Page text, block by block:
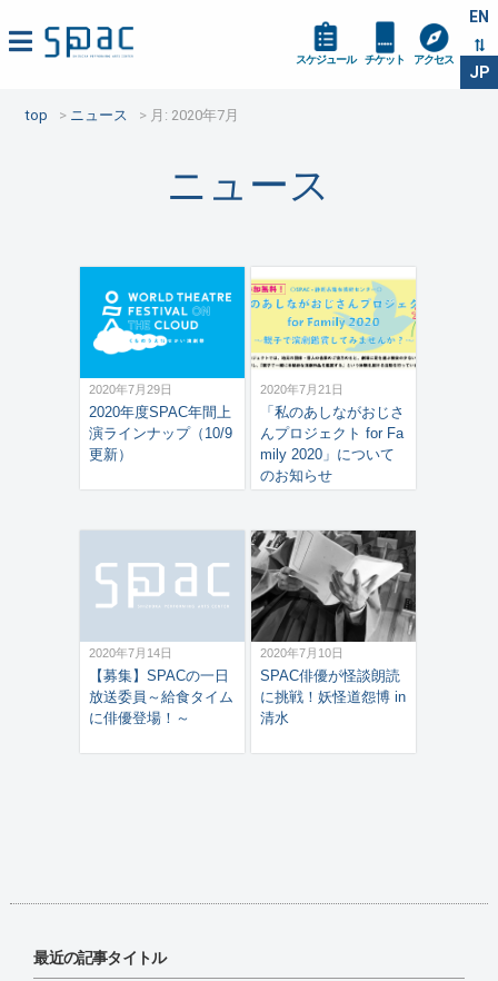
EN
JP
スケジュール チケット アクセス
top ニュース 月: 2020年7月
ニュース
2020年7月29日
2020年度SPAC年間上
演ラインナップ（10/9
更新）
2020年7月21日
「私のあしながおじさ
んプロジェクト for Fa
mily 2020」について
のお知らせ
2020年7月14日
【募集】SPACの一日
放送委員～給食タイム
に俳優登場！～
2020年7月10日
SPAC俳優が怪談朗読
に挑戦！妖怪道怨博 in
清水
最近の記事タイトル